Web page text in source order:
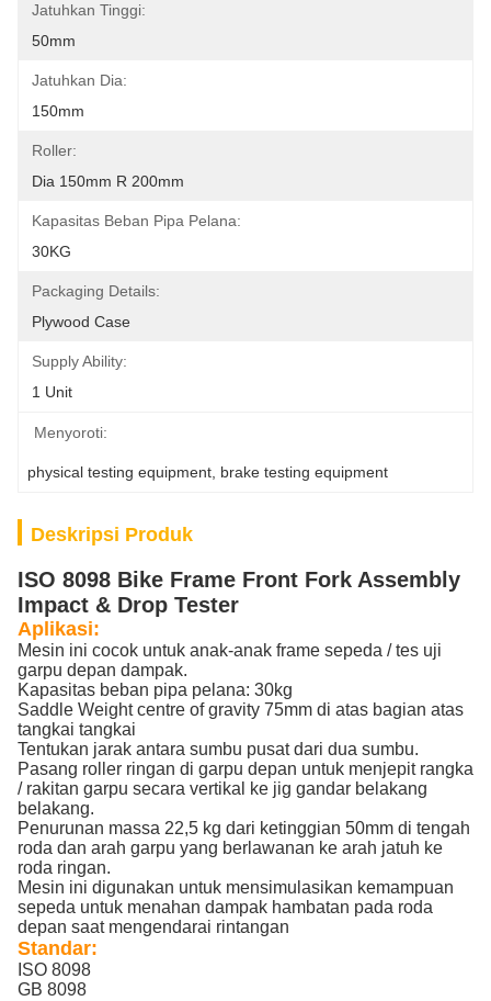
Jatuhkan Tinggi:
50mm
Jatuhkan Dia:
150mm
Roller:
Dia 150mm R 200mm
Kapasitas Beban Pipa Pelana:
30KG
Packaging Details:
Plywood Case
Supply Ability:
1 Unit
Menyoroti:
physical testing equipment brake testing equipment
Deskripsi Produk
ISO 8098 Bike Frame Front Fork Assembly
Impact & Drop Tester
Aplikasi:
Mesin ini cocok untuk anak-anak frame sepeda / tes uji
garpu depan dampak.
Kapasitas beban pipa pelana: 30kg
Saddle Weight centre of gravity 75mm di atas bagian atas
tangkai tangkai
Tentukan jarak antara sumbu pusat dari dua sumbu.
Pasang roller ringan di garpu depan untuk menjepit rangka
/ rakitan garpu secara vertikal ke jig gandar belakang
belakang.
Penurunan massa 22,5 kg dari ketinggian 50mm di tengah
roda dan arah garpu yang berlawanan ke arah jatuh ke
roda ringan.
Mesin ini digunakan untuk mensimulasikan kemampuan
sepeda untuk menahan dampak hambatan pada roda
depan saat mengendarai rintangan
Standar:
ISO 8098
GB 8098